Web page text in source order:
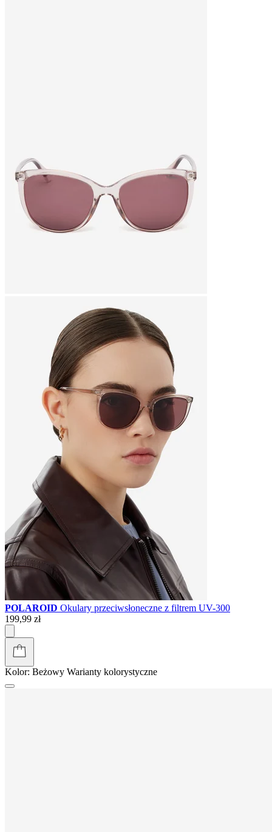
POLAROID Okulary przeciwsłoneczne z filtrem UV-300
199,99 zł
Kolor: Beżowy Warianty kolorystyczne